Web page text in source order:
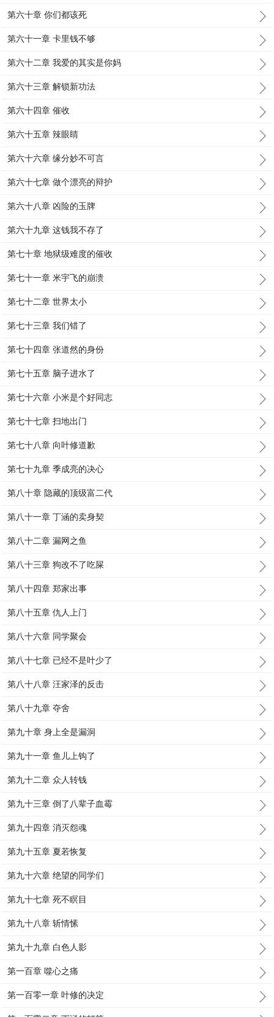
第六十章 你们都该死
第六十一章 卡里钱不够
第六十二章 我爱的其实是你妈
第六十三章 解锁新功法
第六十四章 催收
第六十五章 辣眼睛
第六十六章 缘分妙不可言
第六十七章 做个漂亮的辩护
第六十八章 凶险的玉牌
第六十九章 这钱我不存了
第七十章 地狱级难度的催收
第七十一章 米宇飞的崩溃
第七十二章 世界太小
第七十三章 我们错了
第七十四章 张道然的身份
第七十五章 脑子进水了
第七十六章 小米是个好同志
第七十七章 扫地出门
第七十八章 向叶修道歉
第七十九章 季成亮的决心
第八十章 隐藏的顶级富二代
第八十一章 丁涵的卖身契
第八十二章 漏网之鱼
第八十三章 狗改不了吃屎
第八十四章 郑家出事
第八十五章 仇人上门
第八十六章 同学聚会
第八十七章 已经不是叶少了
第八十八章 汪家泽的反击
第八十九章 夺舍
第九十章 身上全是漏洞
第九十一章 鱼儿上钩了
第九十二章 众人转钱
第九十三章 倒了八辈子血霉
第九十四章 消灭怨魂
第九十五章 夏若恢复
第九十六章 绝望的同学们
第九十七章 死不瞑目
第九十八章 斩情愫
第九十九章 白色人影
第一百章 噬心之痛
第一百零一章 叶修的决定